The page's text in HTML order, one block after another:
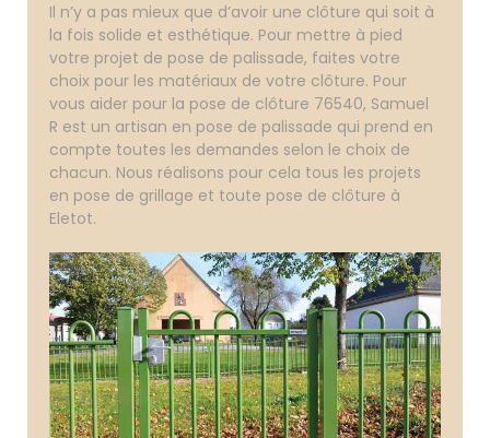
Il n’y a pas mieux que d’avoir une clôture qui soit à
la fois solide et esthétique. Pour mettre à pied
votre projet de pose de palissade, faites votre
choix pour les matériaux de votre clôture. Pour
vous aider pour la pose de clôture 76540, Samuel
R est un artisan en pose de palissade qui prend en
compte toutes les demandes selon le choix de
chacun. Nous réalisons pour cela tous les projets
en pose de grillage et toute pose de clôture à
Eletot.